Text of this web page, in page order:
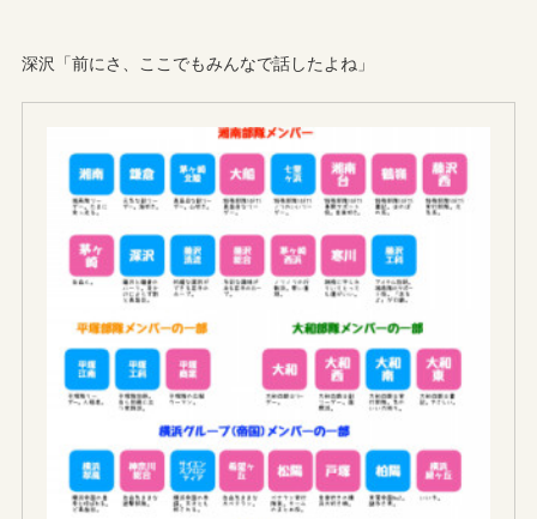
深沢「前にさ、ここでもみんなで話したよね」